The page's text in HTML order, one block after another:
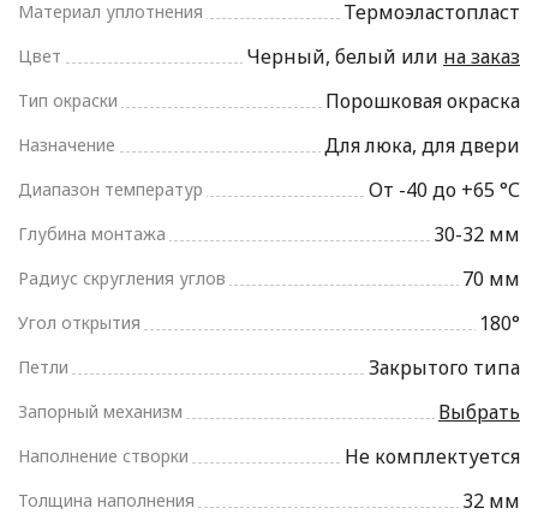
Материал уплотнения Термоэластопласт
Цвет Черный, белый или на заказ
Тип окраски Порошковая окраска
Назначение Для люка, для двери
Диапазон температур От -40 до +65 °С
Глубина монтажа 30-32 мм
Радиус скругления углов 70 мм
Угол открытия 180°
Петли Закрытого типа
Запорный механизм Выбрать
Наполнение створки Не комплектуется
Толщина наполнения 32 мм